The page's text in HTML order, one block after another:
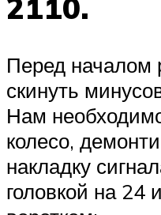
2110.
Перед началом
скинуть
Нам
колесо,
накладку
головкой на 24